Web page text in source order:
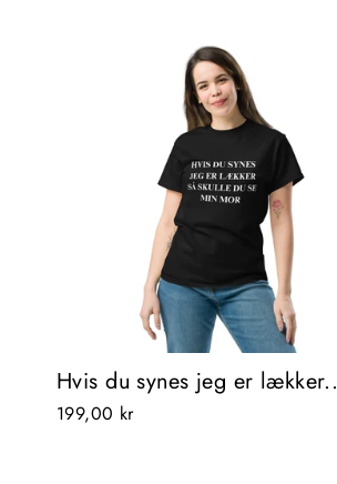
Hvis du synes jeg er lækker..
199,00 kr